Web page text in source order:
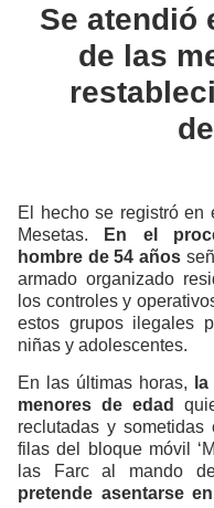
Se atendió
de las
El hecho se registró en
Mesetas.
En el
hombre de 54 años
armado organizado
los controles y
estos grupos ilegales
niñas y adolescentes.
En las últimas horas,
menores de edad
reclutadas y
filas del bloque móvil
las Farc al mando
pretende asentarse